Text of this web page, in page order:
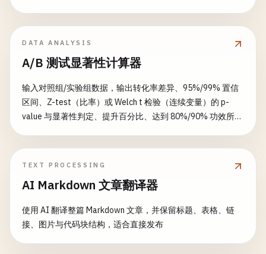
DATA ANALYSIS
A/B 测试显著性计算器
输入对照组/实验组数据，输出转化率差异、95%/99% 置信
区间、Z-test（比率）或 Welch t 检验（连续变量）的 p-
value 与显著性判定、提升百分比、达到 80%/90% 功效所需
TEXT PROCESSING
AI Markdown 文章翻译器
使用 AI 翻译整篇 Markdown 文章，并保留标题、表格、链
接、图片与代码块结构，适合直接发布